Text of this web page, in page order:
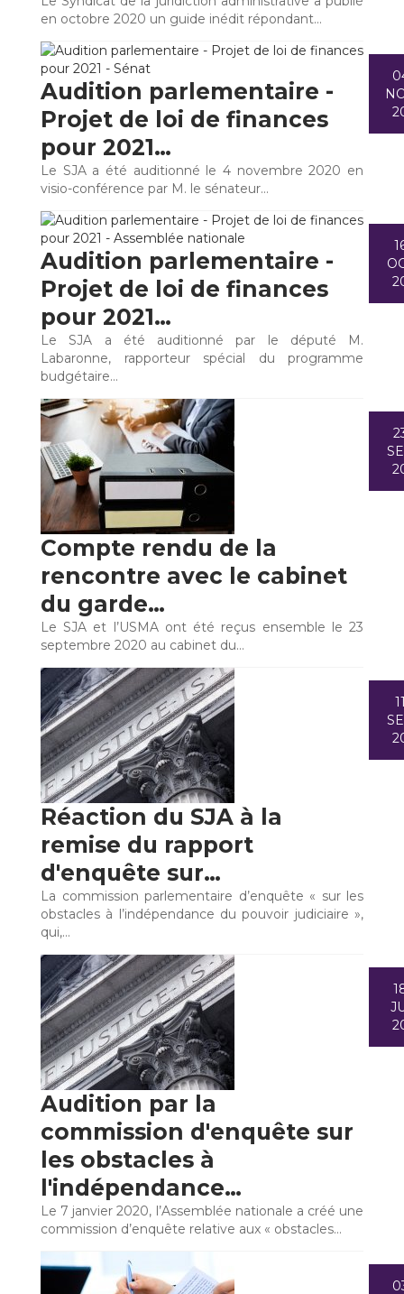
en octobre 2020 un guide inédit répondant…
Audition parlementaire -
Projet de loi de finances
pour 2021…
Le SJA a été auditionné le 4 novembre 2020 en
visio-conférence par M. le sénateur…
Audition parlementaire -
Projet de loi de finances
pour 2021…
Le SJA a été auditionné par le député M.
Labaronne, rapporteur spécial du programme
budgétaire…
Compte rendu de la
rencontre avec le cabinet
du garde…
Le SJA et l’USMA ont été reçus ensemble le 23
septembre 2020 au cabinet du…
Réaction du SJA à la
remise du rapport
d'enquête sur…
La commission parlementaire d’enquête « sur les
obstacles à l’indépendance du pouvoir judiciaire »,
qui,…
Audition par la
commission d'enquête sur
les obstacles à
l'indépendance…
Le 7 janvier 2020, l’Assemblée nationale a créé une
commission d’enquête relative aux « obstacles…